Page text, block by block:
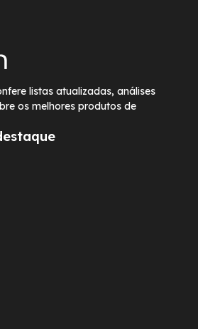
listas atualizadas, análises
os melhores produtos de